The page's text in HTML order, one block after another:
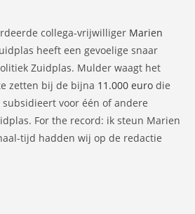
collega-vrijwilliger Marien
heeft een gevoelige snaar
Zuidplas. Mulder waagt het
zetten bij de bijna 11.000 euro die
voor één of andere
For the record: ik steun Marien
tijd hadden wij op de redactie